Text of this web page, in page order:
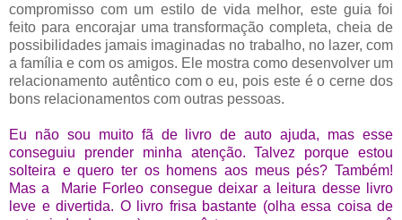
compromisso com um estilo de vida melhor, este guia foi
feito para encorajar uma transformação completa, cheia de
possibilidades jamais imaginadas no trabalho, no lazer, com
a família e com os amigos. Ele mostra como desenvolver um
relacionamento autêntico com o eu, pois este é o cerne dos
bons relacionamentos com outras pessoas.
Eu não sou muito fã de livro de auto ajuda, mas esse
conseguiu prender minha atenção. Talvez porque estou
solteira e quero ter os homens aos meus pés? Também!
Mas a Marie Forleo consegue deixar a leitura desse livro
leve e divertida. O livro frisa bastante (olha essa coisa de